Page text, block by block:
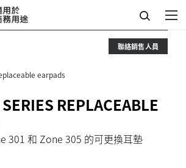
聯絡銷售人員
earpads
REPLACEABLE
301 和 Zone 305 的可更換耳墊